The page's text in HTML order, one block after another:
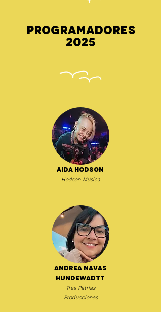
Programadores
2025
Aida Hodson
Hodson Música
Andrea Navas
Hundewadtt
Tres Patrias
Producciones